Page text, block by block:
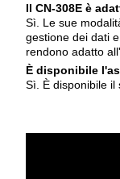
Il CN-308E è
Sì. Le sue
gestione dei dati
rendono adatto
È disponibile
Sì. È disponibile il